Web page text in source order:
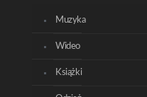
Muzyka
Wideo
Książki